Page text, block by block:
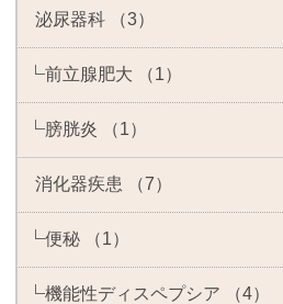
泌尿器科 （3）
前立腺肥大 （1）
膀胱炎 （1）
消化器疾患 （7）
便秘 （1）
機能性ディスペプシア （4）